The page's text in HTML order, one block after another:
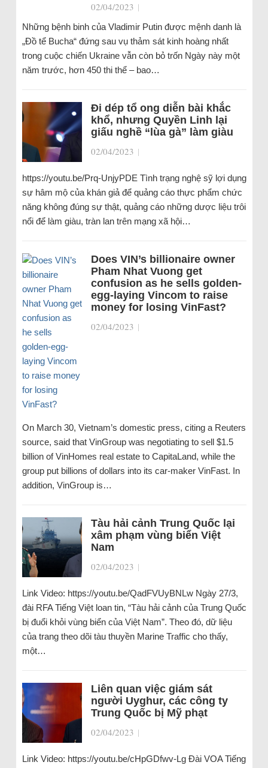
02/04/2023 |
Những bệnh binh của Vladimir Putin được mệnh danh là
„Đồ tể Bucha“ đứng sau vụ thảm sát kinh hoàng nhất
trong cuộc chiến Ukraine vẫn còn bỏ trốn Ngày này một
năm trước, hơn 450 thi thể – bao…
Đi dép tổ ong diễn bài khắc
khổ, nhưng Quyền Linh lại
giấu nghề “lùa gà” làm giàu
02/04/2023 |
https://youtu.be/Prq-UnjyPDE Tình trạng nghệ sỹ lợi dụng
sự hâm mộ của khán giả để quảng cáo thực phẩm chức
năng không đúng sự thật, quảng cáo những dược liệu trôi
nổi để làm giàu, tràn lan trên mạng xã hội…
Does VIN’s billionaire owner
Pham Nhat Vuong get
confusion as he sells golden-
egg-laying Vincom to raise
money for losing VinFast?
02/04/2023 |
On March 30, Vietnam’s domestic press, citing a Reuters
source, said that VinGroup was negotiating to sell $1.5
billion of VinHomes real estate to CapitaLand, while the
group put billions of dollars into its car-maker VinFast. In
addition, VinGroup is…
Tàu hải cảnh Trung Quốc lại
xâm phạm vùng biển Việt
Nam
02/04/2023 |
Link Video: https://youtu.be/QadFVUyBNLw Ngày 27/3,
đài RFA Tiếng Việt loan tin, “Tàu hải cảnh của Trung Quốc
bị đuổi khỏi vùng biển của Việt Nam”. Theo đó, dữ liệu
của trang theo dõi tàu thuyền Marine Traffic cho thấy,
một…
Liên quan việc giám sát
người Uyghur, các công ty
Trung Quốc bị Mỹ phạt
02/04/2023 |
Link Video: https://youtu.be/cHpGDfwv-Lg Đài VOA Tiếng